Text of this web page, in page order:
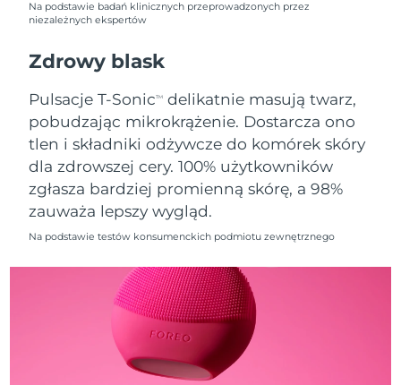
Na podstawie badań klinicznych przeprowadzonych przez
niezależnych ekspertów
Zdrowy blask
Pulsacje T-SonicTM
delikatnie masują twarz,
pobudzając mikrokrążenie. Dostarcza ono
tlen i składniki odżywcze do komórek skóry
dla zdrowszej cery. 100% użytkowników
zgłasza bardziej promienną skórę, a 98%
zauważa lepszy wygląd.
Na podstawie testów konsumenckich podmiotu zewnętrznego
Nowa Zelandia
Oczekiwany czas dostawy
11/8/26
Norwegia
Oczekiwany czas dostawy
Oman
Oczekiwany czas dostawy
14/8/26
Oczekiwany czas dostawy
Oczekiwany czas dostawy